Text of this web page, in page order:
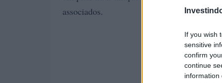
If you wish
sensitive
confirm
continue
information
associados.